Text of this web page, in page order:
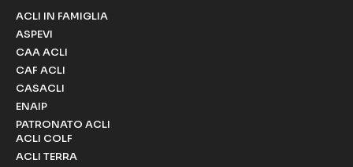
ACLI IN FAMIGLIA
ASPEVI
CAA ACLI
CAF ACLI
CASACLI
ENAIP
PATRONATO ACLI
ACLI COLF
ACLI TERRA